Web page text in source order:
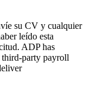
su CV y cualquier
leído esta
ADP has
party payroll